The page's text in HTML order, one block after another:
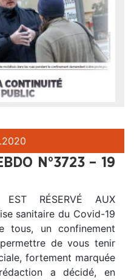
2020
N°3723 – 19
RÉSERVÉ AUX
sanitaire du Covid-19
tous, un confinement
de vous tenir
fortement marquée
a décidé, en